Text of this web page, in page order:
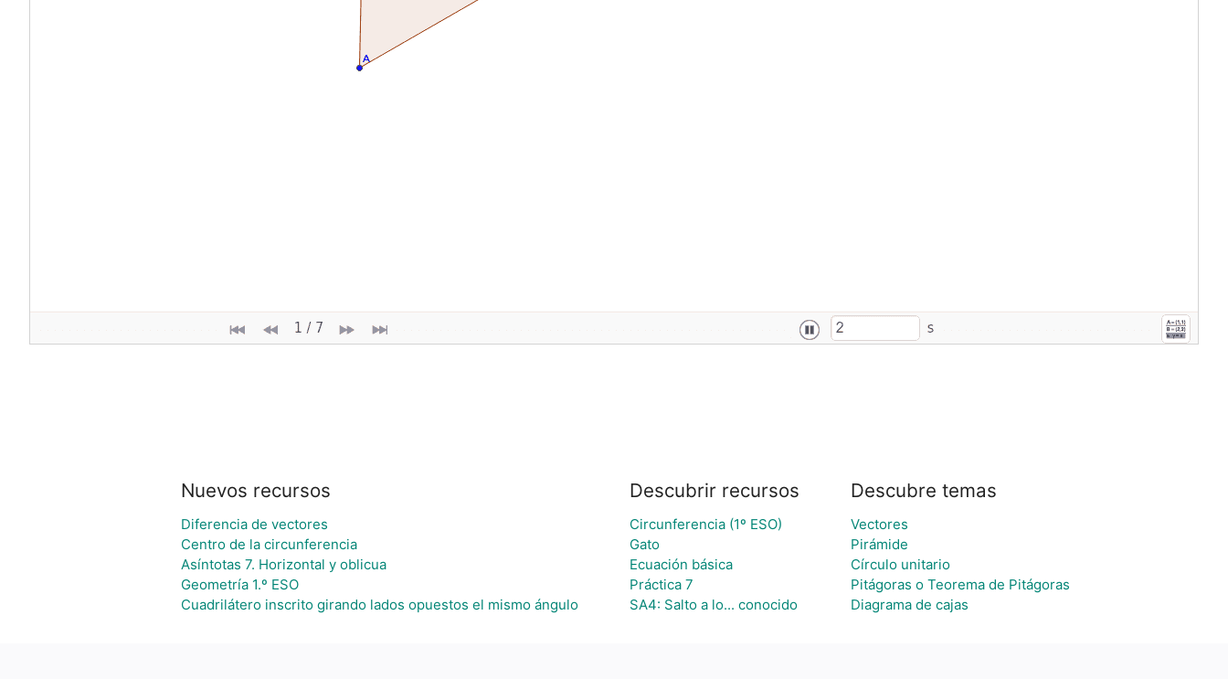
Nuevos recursos
Diferencia de vectores
Centro de la circunferencia
Asíntotas 7. Horizontal y oblicua
Geometría 1.º ESO
Cuadrilátero inscrito girando lados opuestos el mismo ángulo
Descubrir recursos
Circunferencia (1º ESO)
Gato
Ecuación básica
Práctica 7
SA4: Salto a lo... conocido
Descubre temas
Vectores
Pirámide
Círculo unitario
Pitágoras o Teorema de Pitágoras
Diagrama de cajas